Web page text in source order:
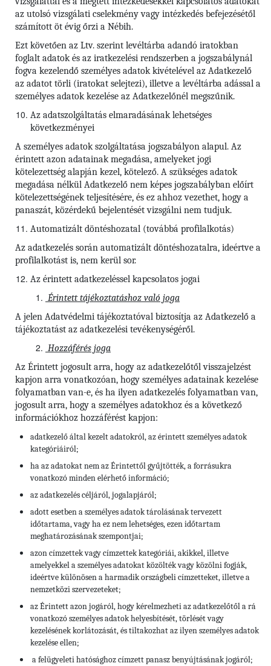
az utolsó vizsgálati cselekmény vagy intézkedés befejezésétől
számított öt évig őrzi a Nébih.
Ezt követően az Ltv. szerint levéltárba adandó iratokban
foglalt adatok és az iratkezelési rendszerben a jogszabálynál
fogva kezelendő személyes adatok kivételével az Adatkezelő
az adatot törli (iratokat selejtezi), illetve a levéltárba adással a
személyes adatok kezelése az Adatkezelőnél megszűnik.
Az adatszolgáltatás elmaradásának lehetséges
következményei
A személyes adatok szolgáltatása jogszabályon alapul. Az
érintett azon adatainak megadása, amelyeket jogi
kötelezettség alapján kezel, kötelező. A szükséges adatok
megadása nélkül Adatkezelő nem képes jogszabályban előírt
kötelezettségének teljesítésére, és ez ahhoz vezethet, hogy a
panaszát, közérdekű bejelentését vizsgálni nem tudjuk.
Automatizált döntéshozatal (továbbá profilalkotás)
Az adatkezelés során automatizált döntéshozatalra, ideértve a
profilalkotást is, nem kerül sor.
Az érintett adatkezeléssel kapcsolatos jogai
Érintett tájékoztatáshoz való joga
A jelen Adatvédelmi tájékoztatóval biztosítja az Adatkezelő a
tájékoztatást az adatkezelési tevékenységéről.
Hozzáférés joga
Az Érintett jogosult arra, hogy az adatkezelőtől visszajelzést
kapjon arra vonatkozóan, hogy személyes adatainak kezelése
folyamatban van-e, és ha ilyen adatkezelés folyamatban van,
jogosult arra, hogy a személyes adatokhoz és a következő
információkhoz hozzáférést kapjon:
adatkezelő által kezelt adatokról, az érintett személyes adatok
kategóriáiról;
ha az adatokat nem az Érintettől gyűjtötték, a forrásukra
vonatkozó minden elérhető információ;
az adatkezelés céljáról, jogalapjáról;
adott esetben a személyes adatok tárolásának tervezett
időtartama, vagy ha ez nem lehetséges, ezen időtartam
meghatározásának szempontjai;
azon címzettek vagy címzettek kategóriái, akikkel, illetve
amelyekkel a személyes adatokat közölték vagy közölni fogják,
ideértve különösen a harmadik országbeli címzetteket, illetve a
nemzetközi szervezeteket;
az Érintett azon jogáról, hogy kérelmezheti az adatkezelőtől a rá
vonatkozó személyes adatok helyesbítését, törlését vagy
kezelésének korlátozását, és tiltakozhat az ilyen személyes adatok
kezelése ellen;
a felügyeleti hatósághoz címzett panasz benyújtásának jogáról;